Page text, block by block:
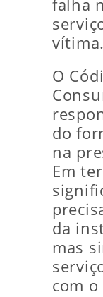
falha
vítima.
O
do
na
Em
da
mas
com